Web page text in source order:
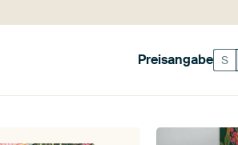
Preisangabe S